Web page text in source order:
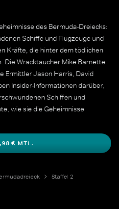
des Bermuda-Dreiecks:
Schiffe und Flugzeuge und
Kräfte, die hinter dem tödlichen
Die Wracktaucher Mike Barnette
Ermittler Jason Harris, David
Insider-Informationen darüber,
Schiffen und
wie sie die Geheimnisse
nach Antworten fortgesetzt
€ MTL.
Staffel 2